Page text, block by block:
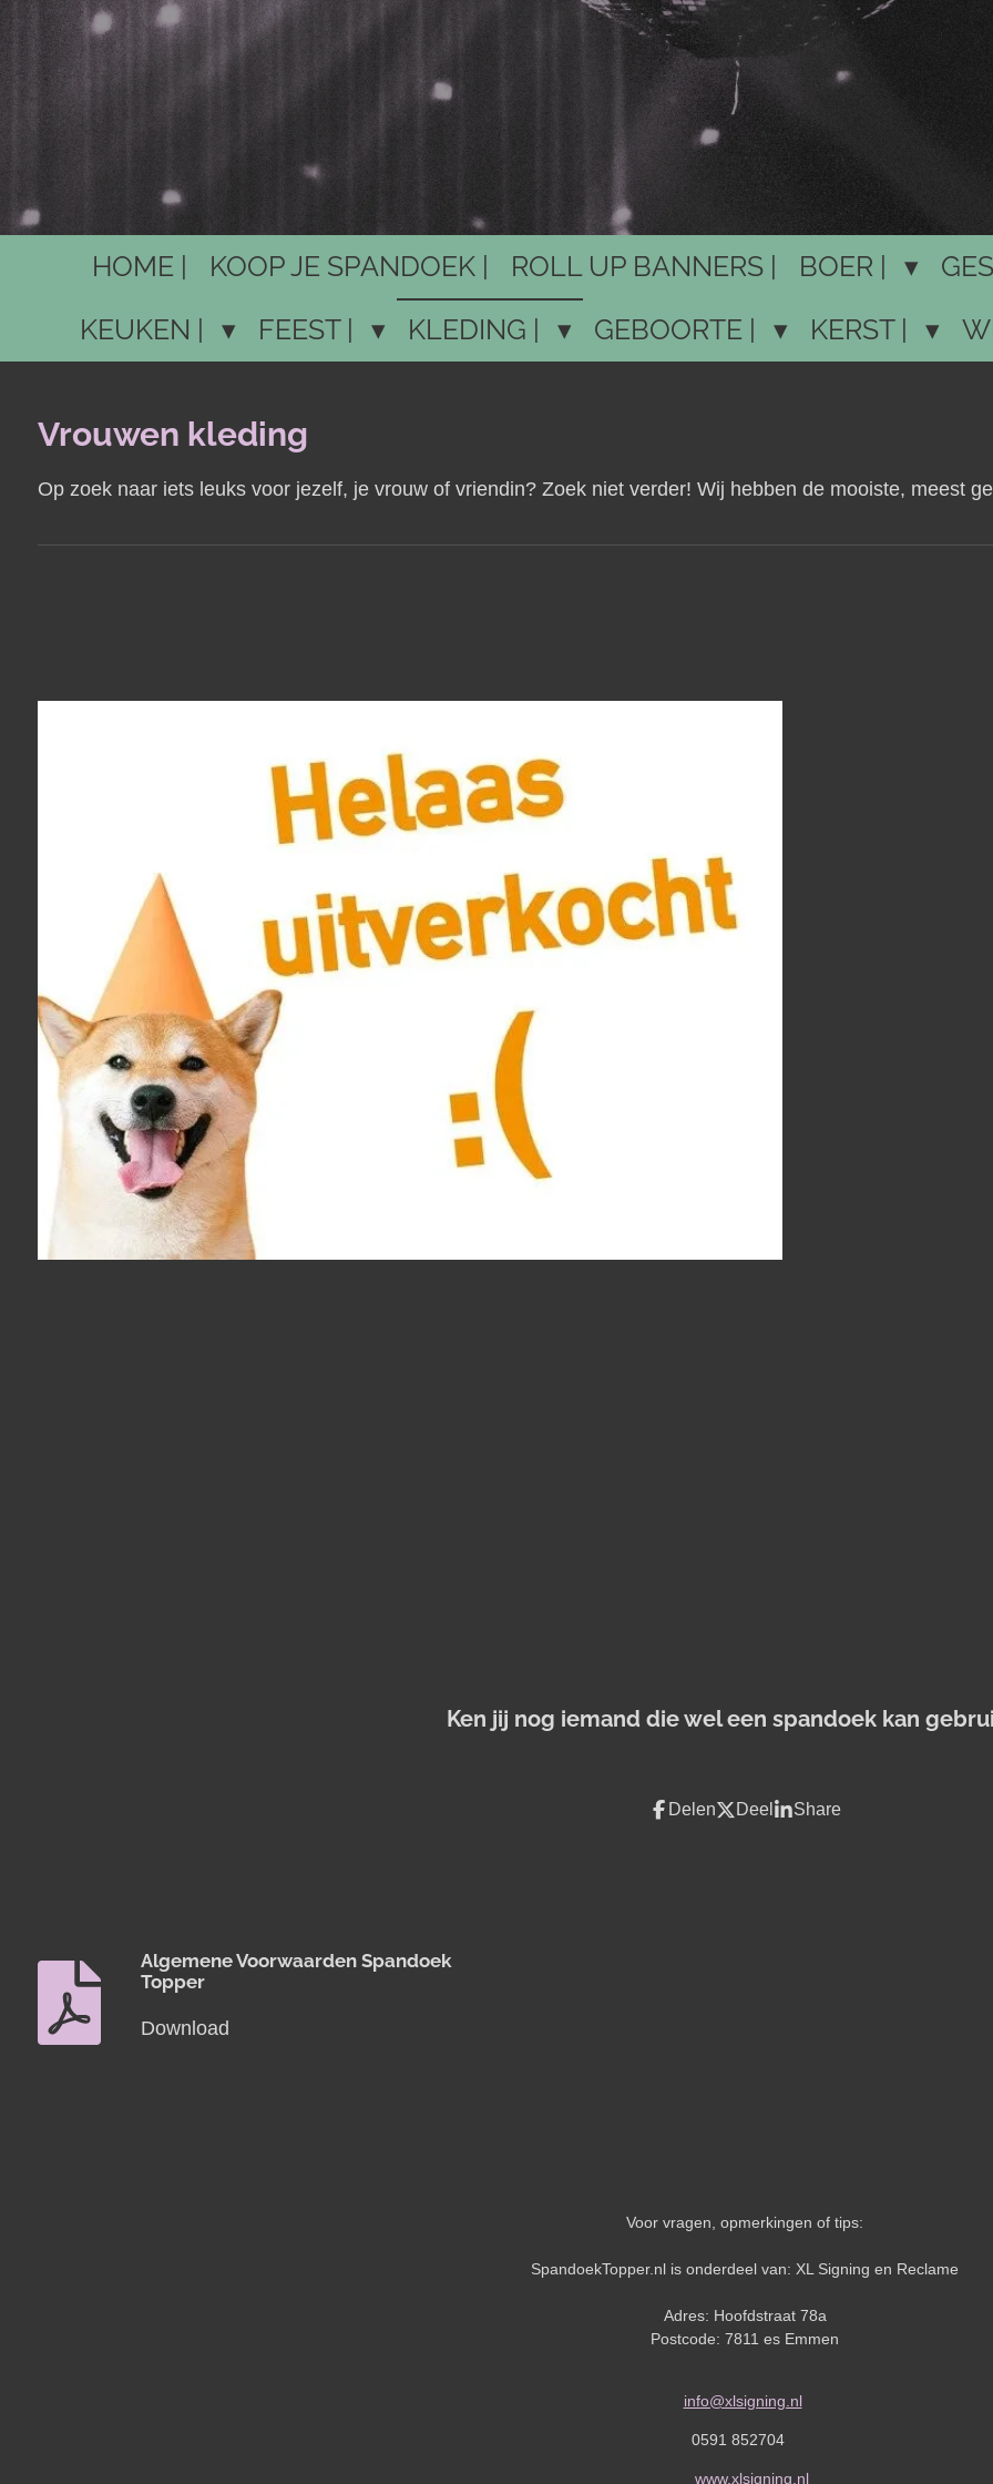
HOME | KOOP JE SPANDOEK | ROLL UP BANNERS | BOER |
KEUKEN |
FEEST | KLEDING | GEBOORTE | KERST |
Vrouwen kleding
Op zoek naar iets leuks voor jezelf, je vrouw of vriendin? Zoek niet verder! Wij hebben de mooiste, meest
Ken jij nog iemand die wel een spandoek kan
Delen Deel Share
Algemene Voorwaarden Spandoek
Topper
Download
Voor vragen, opmerkingen of tips:
SpandoekTopper.nl is onderdeel van: XL Signing en Reclame
Adres: Hoofdstraat 78a
Postcode: 7811 es Emmen
info@xlsigning.nl
0591 852704
www.xlsigning.nl